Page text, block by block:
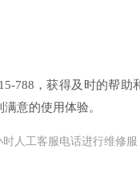
788，获得及时的帮助
意的使用体验。
人工客服电话进行维修服